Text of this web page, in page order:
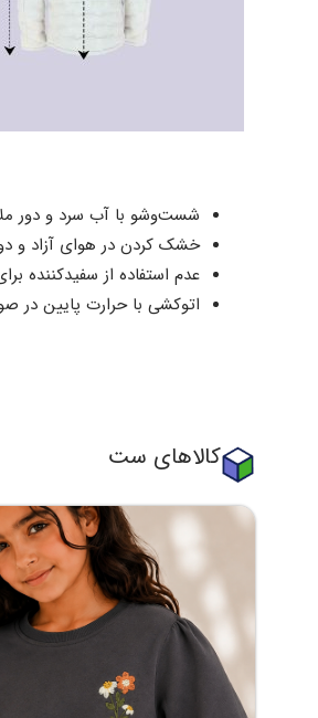
شست‌وشو با آب سرد و دور
خشک کردن در هوای آزاد و
عدم استفاده از سفیدکننده
اتوکشی با حرارت پایین در
کالاهای ست